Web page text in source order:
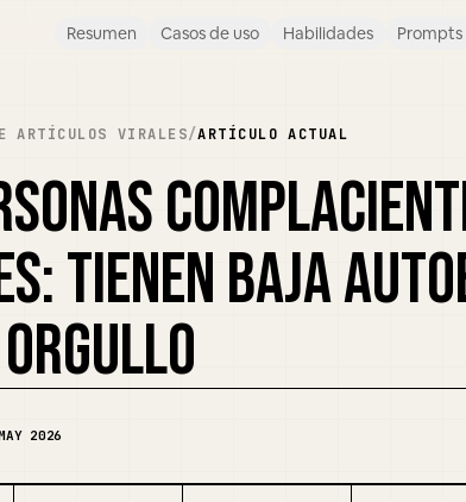
Resumen Casos de uso Habilidades Prompts
ARTÍCULOS VIRALES/ARTÍCULO ACTUAL
TIENEN BAJA
2026